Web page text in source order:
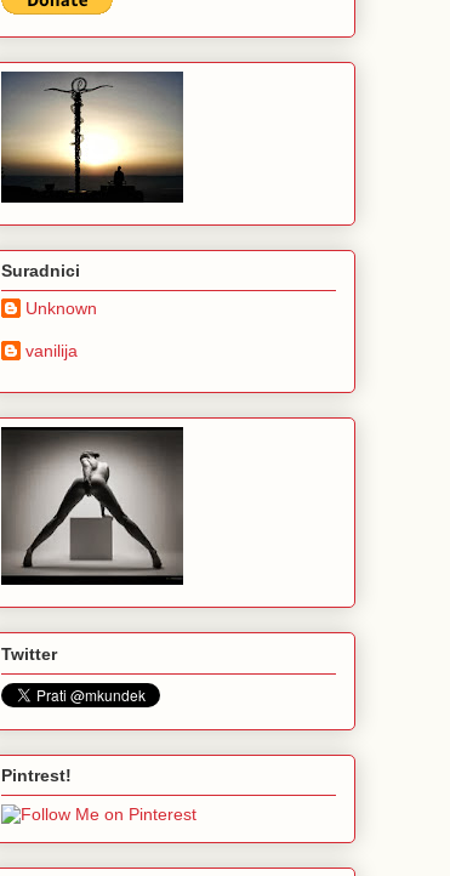
Suradnici
Unknown
vanilija
Twitter
Pintrest!